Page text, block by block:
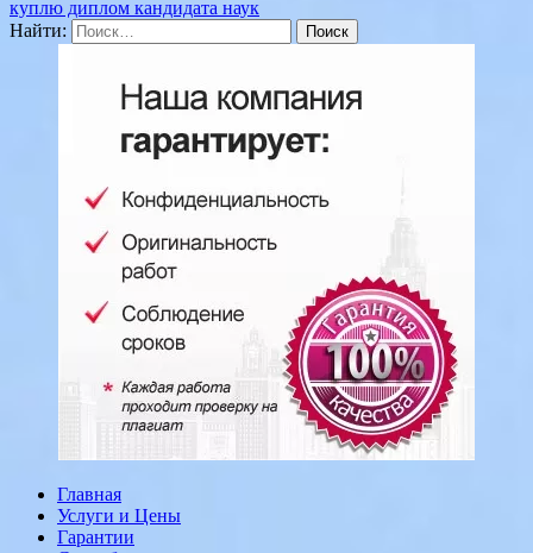
куплю диплом кандидата наук
Найти:
Главная
Услуги и Цены
Гарантии